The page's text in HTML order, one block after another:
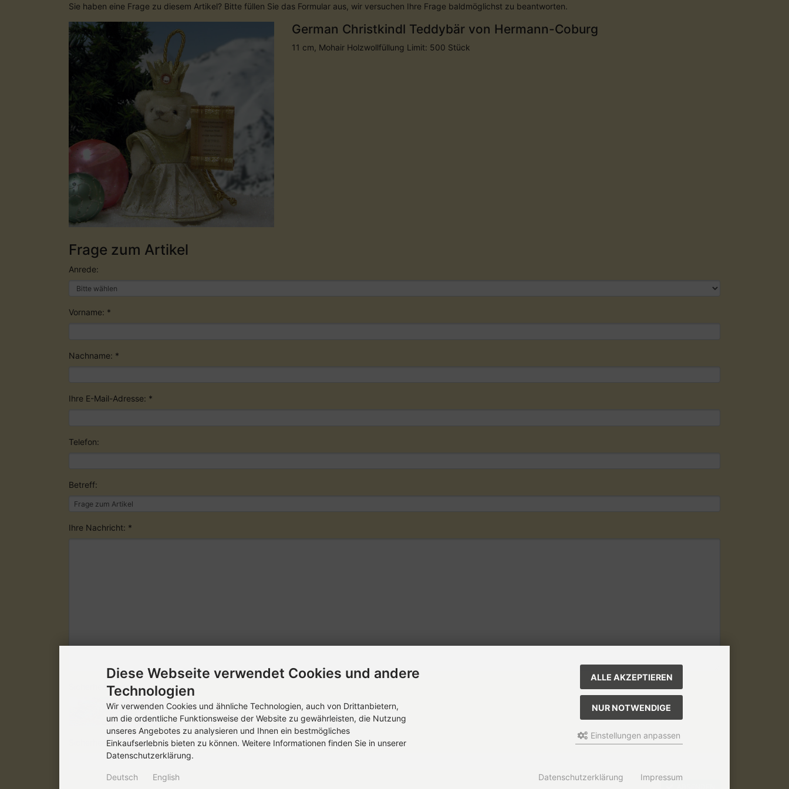
Sie haben eine Frage zu diesem Artikel? Bitte füllen Sie das Formular aus, wir versuchen Ihre Frage baldmöglichst zu beantworten.
German Christkindl Teddybär von Hermann-Coburg
11 cm, Mohair Holzwollfüllung Limit: 500 Stück
Frage zum Artikel
Anrede:
Vorname: *
Nachname: *
Ihre E-Mail-Adresse: *
Telefon:
Betreff:
Ihre Nachricht: *
Sicherheitscode
Sicherheitscode bitte hier eingeben:
Diese Webseite verwendet Cookies und andere
Technologien
Wir verwenden Cookies und ähnliche Technologien, auch von Drittanbietern,
um die ordentliche Funktionsweise der Website zu gewährleisten, die Nutzung
unseres Angebotes zu analysieren und Ihnen ein bestmögliches
Einkaufserlebnis bieten zu können. Weitere Informationen finden Sie in unserer
Datenschutzerklärung.
ALLE AKZEPTIEREN
NUR NOTWENDIGE
Einstellungen anpassen
Deutsch English Datenschutzerklärung Impressum